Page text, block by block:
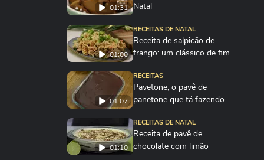
01:31
Natal
01:00
RECEITAS DE NATAL
Receita de salpicão de
frango: um clássico de fim
01:07
RECEITAS
Pavetone, o pavê de
panetone que tá fazendo
01:10
RECEITAS DE NATAL
Receita de pavê de
chocolate com limão